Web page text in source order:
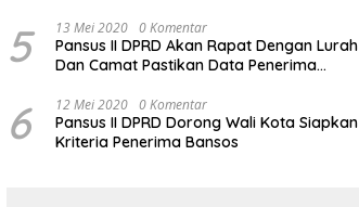
5 13 Mei 2020 0 Komentar
Pansus II DPRD Akan Rapat Dengan Lurah
Dan Camat Pastikan Data Penerima
6 12 Mei 2020 0 Komentar
Pansus II DPRD Dorong Wali Kota Siapkan
Kriteria Penerima Bansos